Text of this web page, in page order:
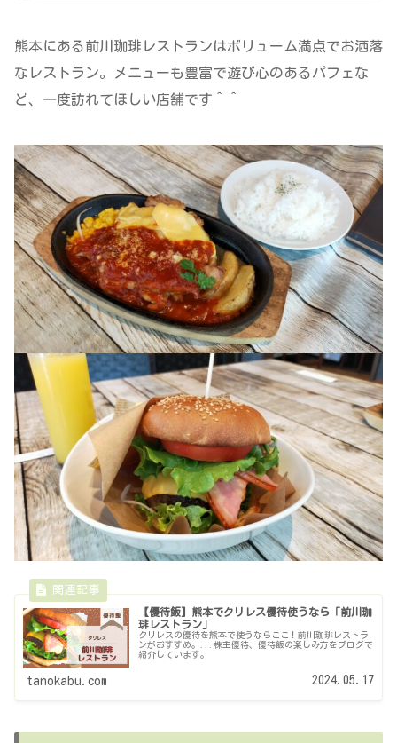
熊本にある前川珈琲レストランはボリューム満点でお洒落
なレストラン。メニューも豊富で遊び心のあるパフェな
ど、一度訪れてほしい店舗です＾＾
【優待飯】熊本でクリレス優待使うなら「前川珈
琲レストラン」
クリレスの優待を熊本で使うならここ！前川珈琲レストラ
ンがおすすめ。...株主優待、優待飯の楽しみ方をブログで
紹介しています。
tanokabu.com 2024.05.17